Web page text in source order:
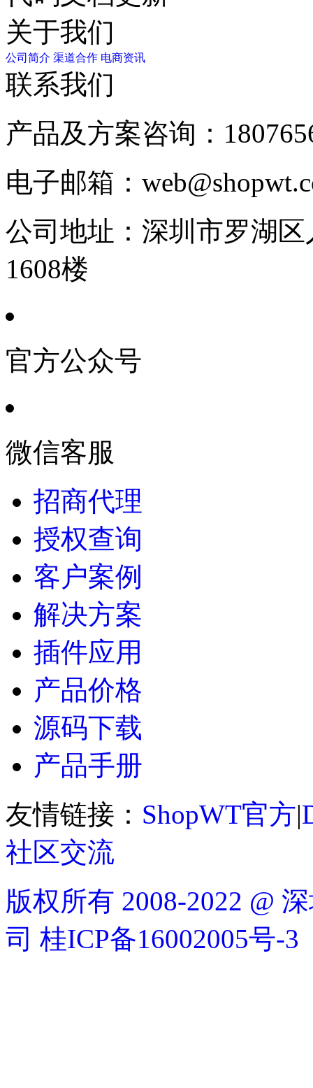
关于我们
公司简介 渠道合作 电商资讯
联系我们
产品及方案咨询：
电子邮箱：
公司地址： 深圳市罗湖
1608楼
官方公众号
微信客服
招商代理
授权查询
客户案例
解决方案
插件应用
产品价格
源码下载
产品手册
友情链接： ShopWT官方|
社区交流
版权所有 2008-2022 @
司 桂ICP备16002005号-3